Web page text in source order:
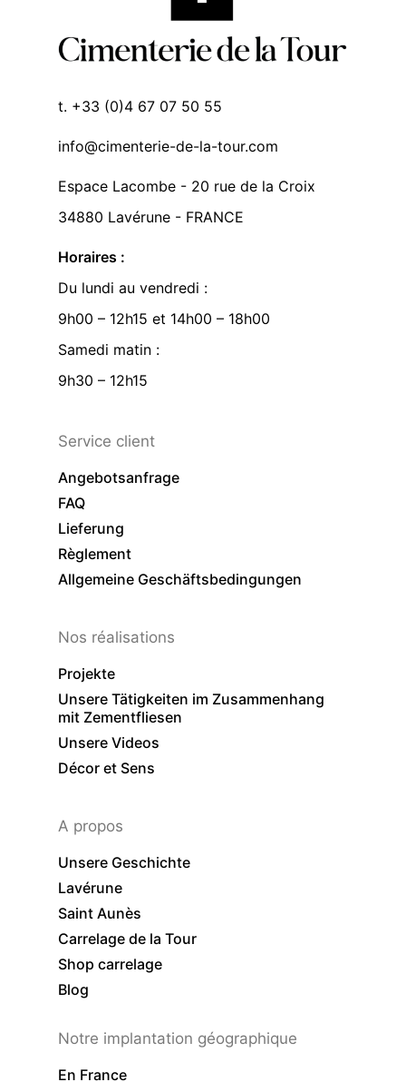
t. +33 (0)4 67 07 50 55
info@cimenterie-de-la-tour.com
Espace Lacombe - 20 rue de la Croix
34880 Lavérune - FRANCE
Horaires :
Du lundi au vendredi :
9h00 – 12h15 et 14h00 – 18h00
Samedi matin :
9h30 – 12h15
Service client
Angebotsanfrage
FAQ
Lieferung
Règlement
Allgemeine Geschäftsbedingungen
Nos réalisations
Projekte
Unsere Tätigkeiten im Zusammenhang
mit Zementfliesen
Unsere Videos
Décor et Sens
A propos
Unsere Geschichte
Lavérune
Saint Aunès
Carrelage de la Tour
Shop carrelage
Blog
Notre implantation géographique
En France